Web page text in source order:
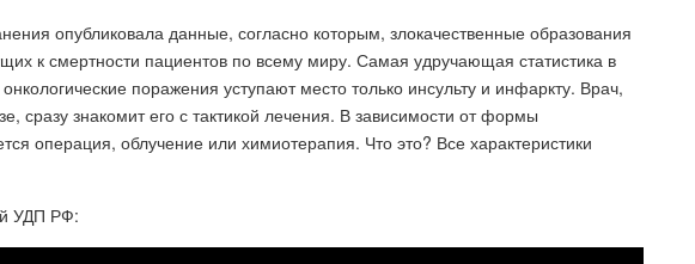
опубликовала данные, согласно которым, злокачественные образования
к смертности пациентов по всему миру. Самая удручающая статистика в
поражения уступают место только инсульту и инфаркту. Врач,
сразу знакомит его с тактикой лечения. В зависимости от формы
операция, облучение или химиотерапия. Что это? Все характеристики
УДП РФ: